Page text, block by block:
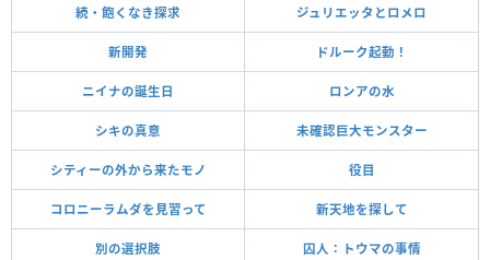
続・飽くなき探求 ジュリエッタとロメロ
新開発 ドルーク起動！
ニイナの誕生日 ロンアの水
シキの真意 未確認巨大モンスター
シティーの外から来たモノ 役目
コロニーラムダを見習って 新天地を探して
別の選択肢 囚人：トウマの事情